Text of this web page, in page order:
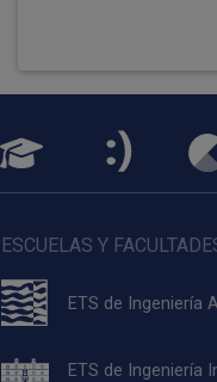
ESCUELAS Y
ETS de Ingeniería
ETS de Ingeniería